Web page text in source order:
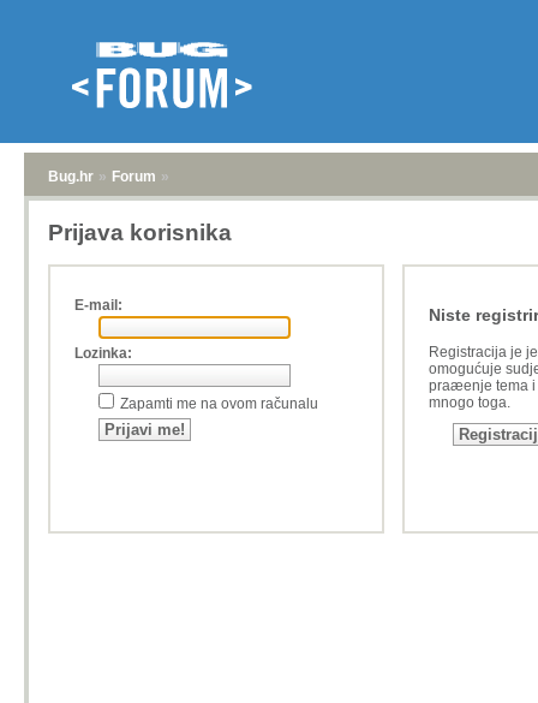
Bug.hr » Forum »
Prijava korisnika
E-mail:
Lozinka:
Zapamti me na ovom računalu
Niste
Registracija je
omogućuje
praæenje tema i
mnogo toga.